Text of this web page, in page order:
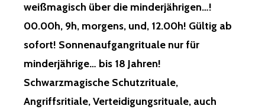
weißmagisch über die minderjährigen…!
00.00h, 9h, morgens, und, 12.00h! Gültig ab
sofort! Sonnenaufgangrituale nur für
minderjährige… bis 18 Jahren!
Schwarzmagische Schutzrituale,
Angriffsritiale, Verteidigungsrituale, auch